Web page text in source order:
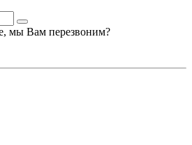
мы Вам перезвоним?